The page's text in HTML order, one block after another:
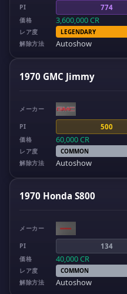
PI 774
価格 3,600,000CR
レア度
LEGENDARY
解除方法
Autoshow
1970 GMC Jimmy
メーカー
PI 500
価格 60,000CR
レア度
COMMON
解除方法
Autoshow
1970 Honda S800
メーカー
PI 134
価格 40,000CR
レア度
COMMON
解除方法
Autoshow